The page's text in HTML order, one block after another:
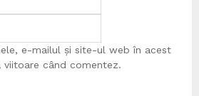
e-mailul și site-ul web în acest
când comentez.